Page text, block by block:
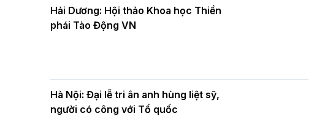
Hải Dương: Hội thảo Khoa học Thiền
phái Tào Động VN
Hà Nội: Đại lễ tri ân anh hùng liệt sỹ,
người có công với Tổ quốc